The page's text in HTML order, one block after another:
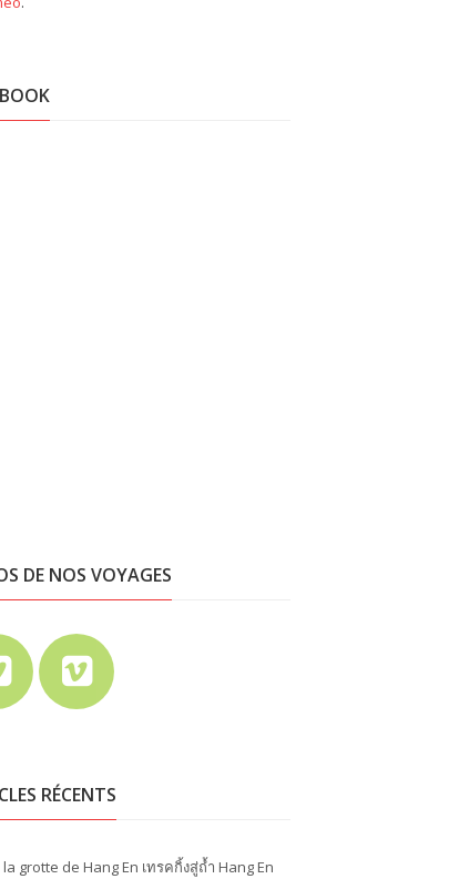
DE NOS VOYAGES
RÉCENTS
grotte de Hang En เทรคกิ้งสู่ถ้ำ Hang En